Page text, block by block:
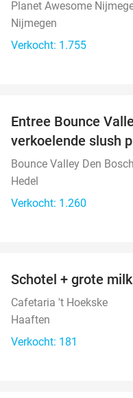
Planet Awesome
Nijmegen
Verkocht: 1.755
Entree Bounce
verkoelende slush
Bounce Valley Den Bosch
Hedel
Verkocht: 1.260
Schotel + grote
Cafetaria 't Hoekske
Haaften
Verkocht: 181